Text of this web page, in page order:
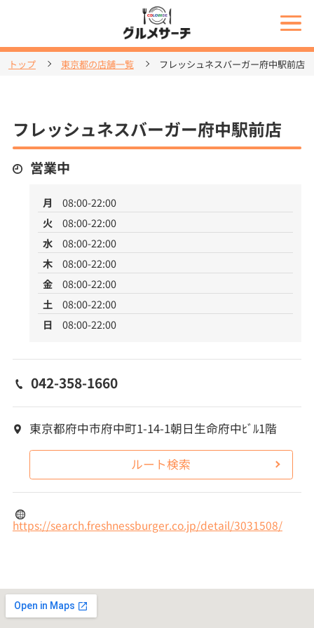
トップ 東京都の店舗一覧 フレッシュネスバーガー府中駅前店
フレッシュネスバーガー府中駅前店
営業中
月
08:00-22:00
火
08:00-22:00
水
08:00-22:00
木
08:00-22:00
金
08:00-22:00
土
08:00-22:00
日
08:00-22:00
042-358-1660
東京都府中市府中町1-14-1朝日生命府中ﾋﾞﾙ1階
ルート検索
https://search.freshnessburger.co.jp/detail/3031508/